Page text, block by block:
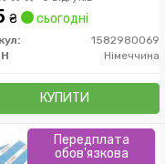
₴ сьогодні
1582980069
Німеччина
КУПИТИ
Передплата
обов'язкова